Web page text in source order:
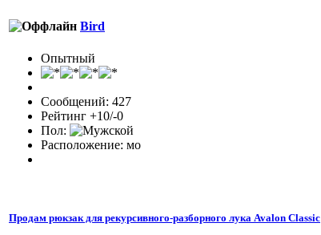
Bird
Опытный
Сообщений: 427
Рейтинг +10/-0
Пол:
Расположение: мо
Продам рюкзак для рекурсивного-разборного лука Avalon Classic